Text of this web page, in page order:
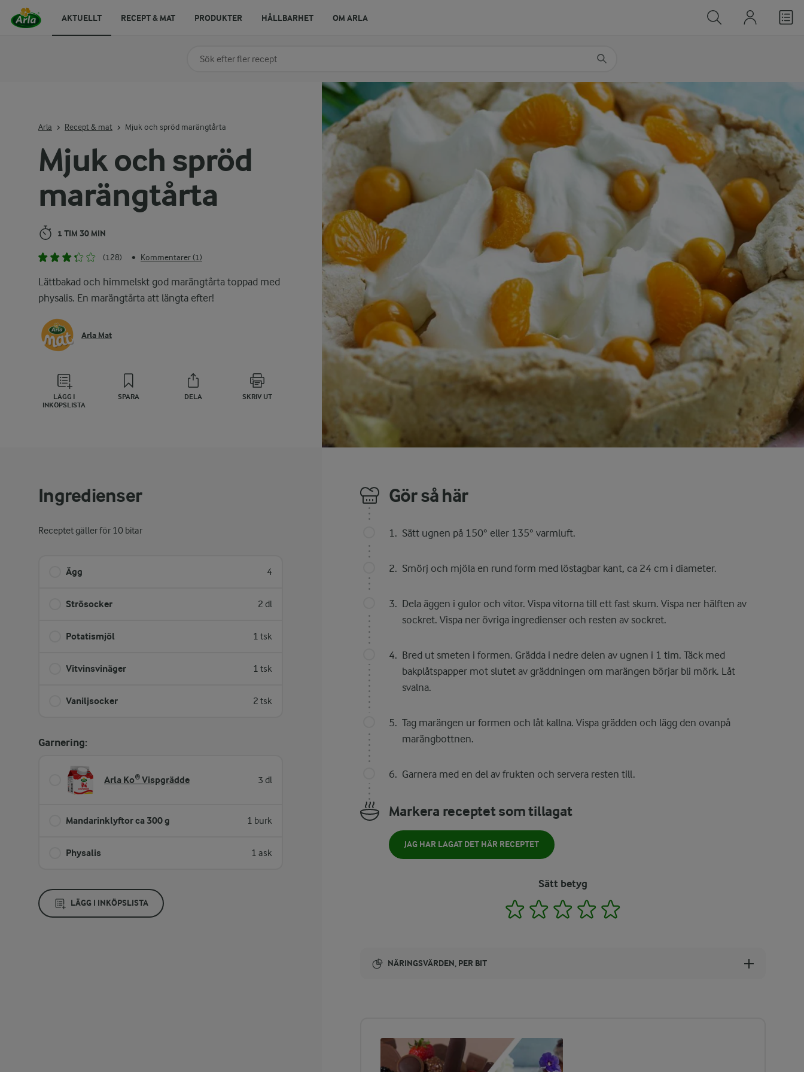
Mjuk och spröd
marängtårta
1 TIM 30 MIN
(128) • Kommentarer (1)
Lättbakad och himmelskt god marängtårta toppad med
physalis. En marängtårta att längta efter!
Arla Mat
LÄGG I
INKÖPSLISTA
SPARA DELA SKRIV UT
Arla Recept & mat Mjuk och spröd marängtårta
Ingredienser
Receptet gäller för 10 bitar
Ägg 4
Strösocker 2 dl
Potatismjöl 1 tsk
Vitvinsvinäger 1 tsk
Vaniljsocker 2 tsk
Garnering:
Arla Ko® Vispgrädde 3 dl
Mandarinklyftor ca 300 g 1 burk
Physalis 1 ask
LÄGG I INKÖPSLISTA
Gör så här
Sätt ugnen på 150° eller 135° varmluft.
Smörj och mjöla en rund form med löstagbar kant, ca 24 cm i diameter.
Dela äggen i gulor och vitor. Vispa vitorna till ett fast skum. Vispa ner hälften av
sockret. Vispa ner övriga ingredienser och resten av sockret.
Bred ut smeten i formen. Grädda i nedre delen av ugnen i 1 tim. Täck med
bakplåtspapper mot slutet av gräddningen om marängen börjar bli mörk. Låt
svalna.
Tag marängen ur formen och låt kallna. Vispa grädden och lägg den ovanpå
marängbottnen.
Garnera med en del av frukten och servera resten till.
Markera receptet som tillagat
JAG HAR LAGAT DET HÄR RECEPTET
Sätt betyg
1 2 3 4
NÄRINGSVÄRDEN, PER BIT
ENERGIDISTRIBUTION %
NÄRINGSVÄRDEN PER BIT
Sök på kategori eller ingrediens
AKTUELLT RECEPT & MAT PRODUKTER HÅLLBARHET OM ARLA